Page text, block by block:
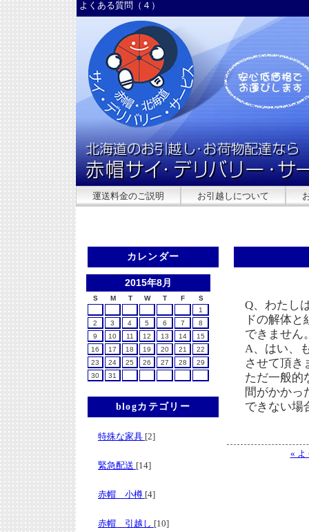
よくある質問（４）
運送料金のご説明 お引越しについて
カレンダー
2015年8月
S M T W T F
S
1
2
3 4 5 6 7
8
9
10 11 12 13 14
15
16
17 18 19 20 21
22
23
24 25 26 27 28
29
30
31
blogカテゴリー
特殊な家具 [2]
緊急配送 [14]
赤帽 小樽 [4]
赤帽 引越し [10]
Q、わたし
ドの解体と
できません
A、はい、
させて頂き
ただ一般的
間がかかっ
できない場
« よ